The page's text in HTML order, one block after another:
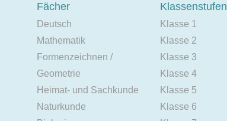
Fächer
Deutsch
Mathematik
Formenzeichnen /
Geometrie
Heimat- und Sachkunde
Naturkunde
Klassenstufen
Klasse 1
Klasse 2
Klasse 3
Klasse 4
Klasse 5
Klasse 6